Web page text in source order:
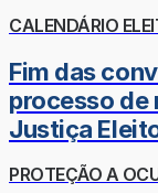
CALENDÁRIO
Fim das
processo de
Justiça
PROTEÇÃO A